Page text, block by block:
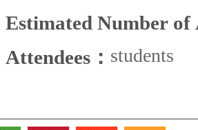
Estimated Number of
Attendees： students